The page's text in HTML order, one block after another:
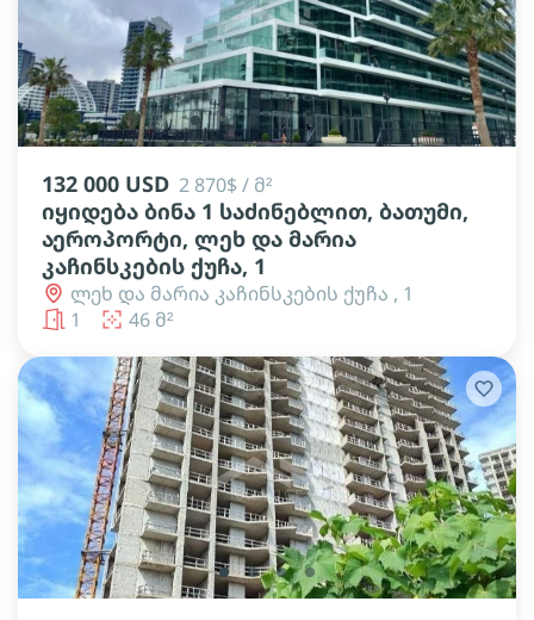
lens lens lens lens lens
132 000 USD 2 870$ / მ²
იყიდება ბინა 1 საძინებლით, ბათუმი,
აეროპორტი, ლეხ და მარია
კაჩინსკების ქუჩა, 1
ლეხ და მარია კაჩინსკების ქუჩა , 1
1
46 მ²
lens lens lens lens